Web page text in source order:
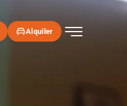
Alquiler